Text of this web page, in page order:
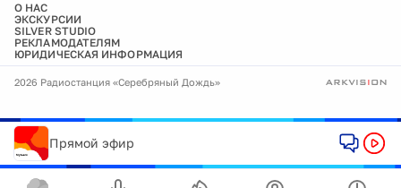
О НАС
ЭКСКУРСИИ
SILVER STUDIO
РЕКЛАМОДАТЕЛЯМ
ЮРИДИЧЕСКАЯ ИНФОРМАЦИЯ
2026 Радиостанция «Серебряный Дождь»
Прямой эфир